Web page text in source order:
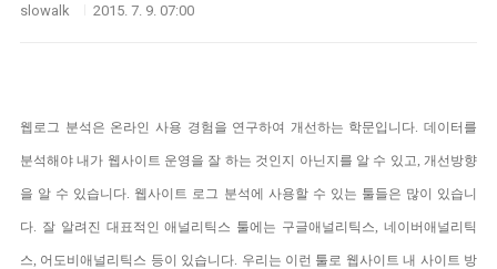
slowalk 2015. 7. 9. 07:00
웹로그 분석은 온라인 사용 경험을 연구하여 개선하는 학문입니다. 데이터를
분석해야 내가 웹사이트 운영을 잘 하는 것인지 아닌지를 알 수 있고, 개선방향
을 알 수 있습니다. 웹사이트 로그 분석에 사용할 수 있는 툴들은 많이 있습니
다. 잘 알려진 대표적인 애널리틱스 툴에는 구글애널리틱스, 네이버애널리틱
스, 어도비애널리틱스 등이 있습니다. 우리는 이런 툴로 웹사이트 내 사이트 방